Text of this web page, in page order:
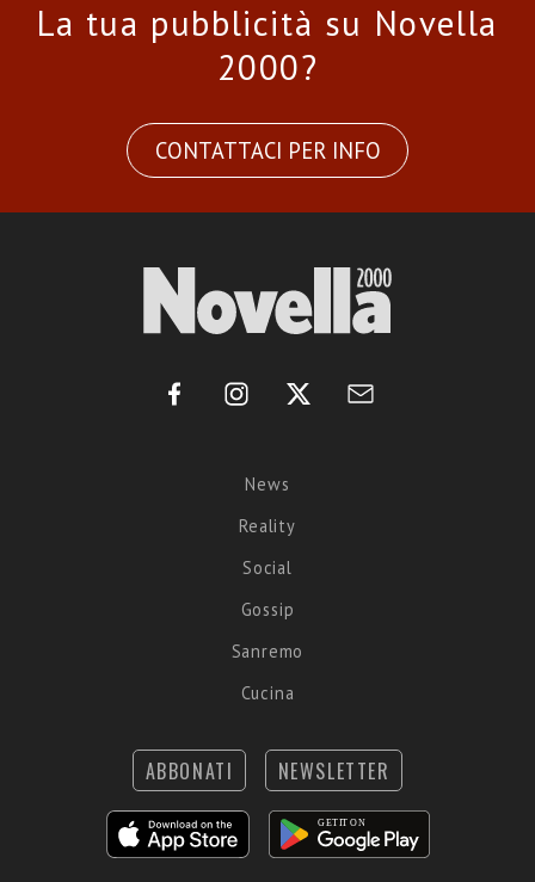
La tua pubblicità su Novella
2000?
CONTATTACI PER INFO
News
Reality
Social
Gossip
Sanremo
Cucina
ABBONATI NEWSLETTER